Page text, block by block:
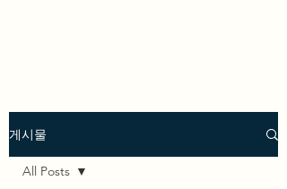
게시물
All Posts